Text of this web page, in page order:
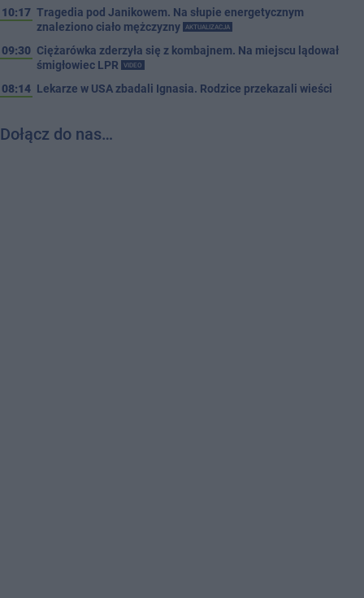
10:17 Tragedia pod Janikowem. Na słupie energetycznym
znaleziono ciało mężczyzny
AKTUALIZACJA
09:30 Ciężarówka zderzyła się z kombajnem. Na miejscu lądował
śmigłowiec LPR
VIDEO
08:14 Lekarze w USA zbadali Ignasia. Rodzice przekazali wieści
Dołącz do nas…